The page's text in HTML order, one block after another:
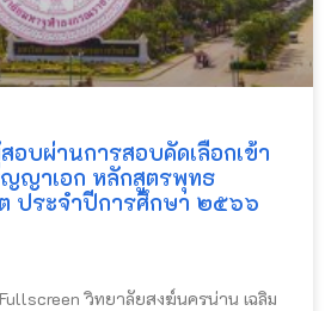
อบผ่านการสอบคัดเลือกเข้า
ญาเอก หลักสูตรพุทธ
ประจำปีการศึกษา ๒๕๖๖
วิทยาลัยสงฆ์นครน่าน เฉลิม